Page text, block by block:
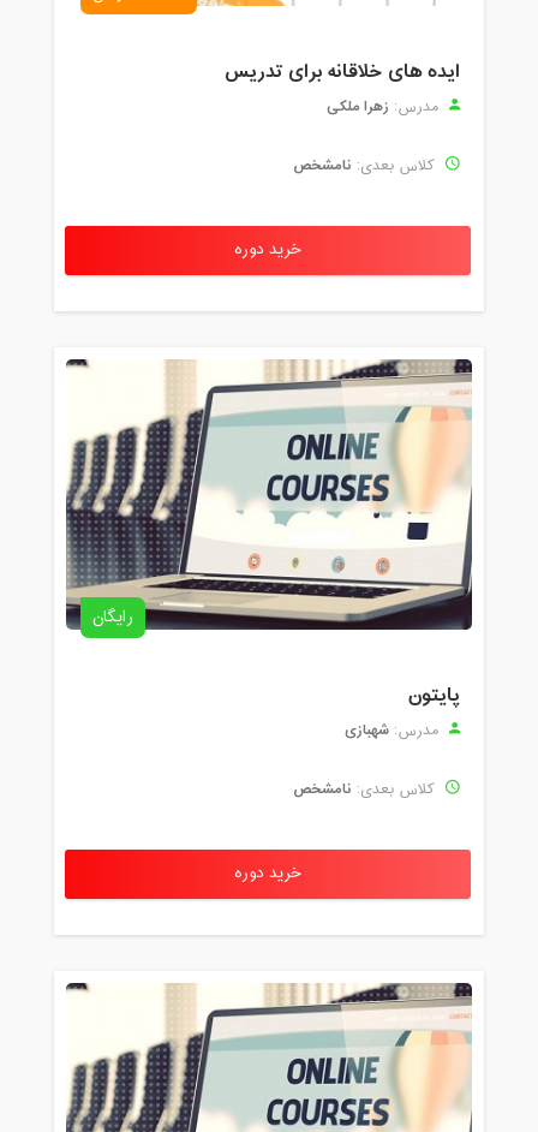
ایده های خلاقانه برای تدریس
مدرس: زهرا ملکی
کلاس بعدی: نامشخص
خرید دوره
رایگان
پایتون
مدرس: شهبازی
کلاس بعدی: نامشخص
خرید دوره